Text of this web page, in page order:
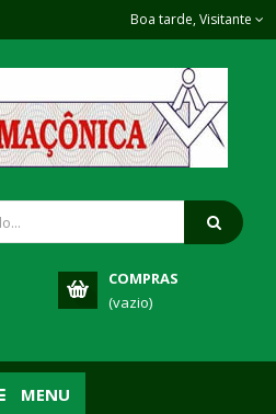
Boa tarde, Visitante
COMPRAS
(vazio)
MENU